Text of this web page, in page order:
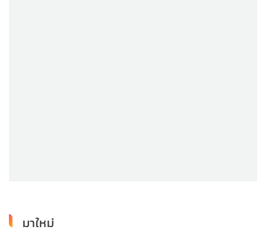
มาใหม่